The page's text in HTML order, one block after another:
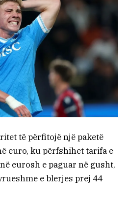
të përfitojë një paketë
euro, ku përfshihet tarifa e
eurosh e paguar në gusht,
e blerjes prej 44